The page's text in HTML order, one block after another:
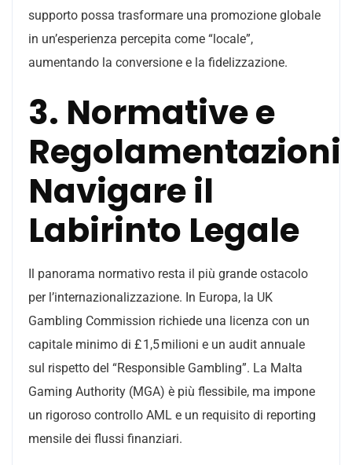
supporto possa trasformare una promozione globale
in un’esperienza percepita come “locale”,
aumentando la conversione e la fidelizzazione.
3. Normative e
Regolamentazioni:
Navigare il
Labirinto Legale
Il panorama normativo resta il più grande ostacolo
per l’internazionalizzazione. In Europa, la UK
Gambling Commission richiede una licenza con un
capitale minimo di £ 1,5 milioni e un audit annuale
sul rispetto del “Responsible Gambling”. La Malta
Gaming Authority (MGA) è più flessibile, ma impone
un rigoroso controllo AML e un requisito di reporting
mensile dei flussi finanziari.